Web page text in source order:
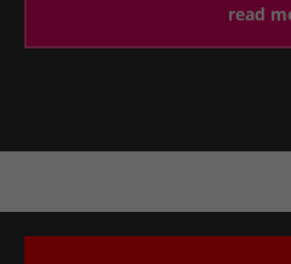
info@yourdomain.com
Lorem ipsum dolor sit
Aenean commodo ligula
read